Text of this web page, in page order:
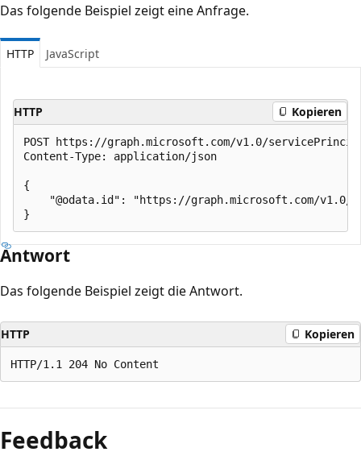
Das folgende Beispiel zeigt eine Anfrage.
HTTP JavaScript
HTTP Kopieren
POST https://graph.microsoft.com/v1.0/
Content-Type: application/json
{
"@odata.id": "https://graph.microsoft.com/
Antwort
Das folgende Beispiel zeigt die Antwort.
HTTP Kopieren
deaktiviert
Feedback